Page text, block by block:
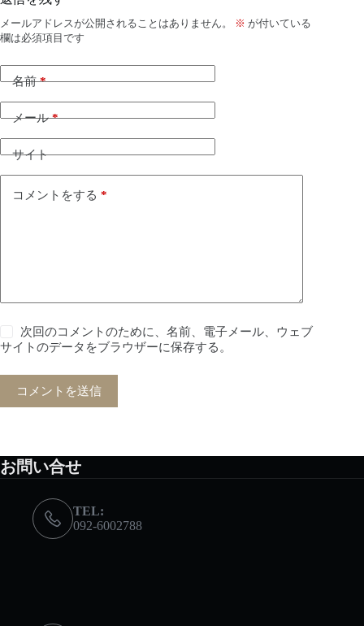
メールアドレスが公開されることはありません。 ※ が付いている
欄は必須項目です
名前*
メール*
サイト
コメントをする *
次回のコメントのために、名前、電子メール、ウェブ
サイトのデータをブラウザーに保存する。
コメントを送信
お問い合せ
TEL:
092-6002788